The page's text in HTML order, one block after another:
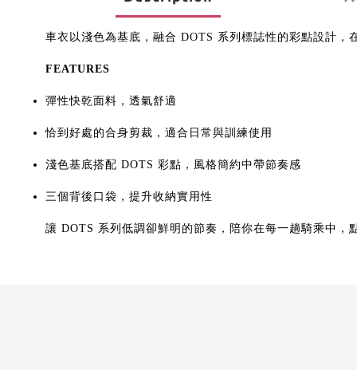
車衣以淺色為基底，融合 DOTS 系列標誌性的彩點設計，
FEATURES
彈性快乾面料，透氣舒適
恰到好處的合身剪裁，適合日常與訓練使用
淺色基底搭配 DOTS 彩點，風格簡約中帶節奏感
三個背後口袋，提升收納實用性
讓 DOTS 系列低調卻鮮明的節奏，陪你在每一趟騎乘中，